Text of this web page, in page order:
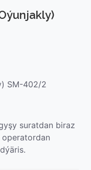
SM-402/2
suratdan biraz